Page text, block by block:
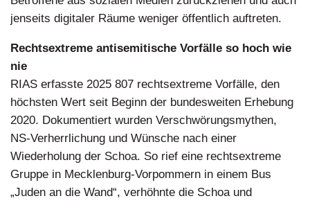
jenseits digitaler Räume weniger öffentlich auftreten.
Rechtsextreme antisemitische Vorfälle so hoch wie
nie
RIAS erfasste 2025 807 rechtsextreme Vorfälle, den
höchsten Wert seit Beginn der bundesweiten Erhebung
2020. Dokumentiert wurden Verschwörungsmythen,
NS-Verherrlichung und Wünsche nach einer
Wiederholung der Schoa. So rief eine rechtsextreme
Gruppe in Mecklenburg-Vorpommern in einem Bus
„Juden an die Wand“, verhöhnte die Schoa und